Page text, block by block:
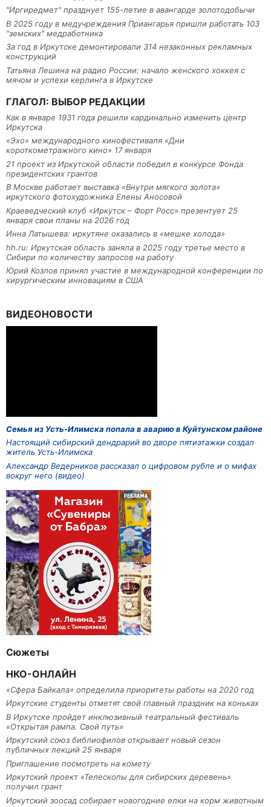
"Иргиредмет" празднует 155-летие в авангарде золотодобычи
В 2025 году в медучреждения Приангарья пришли работать 103
"земских" медработника
За год в Иркутске демонтировали 314 незаконных рекламных
конструкций
Татьяна Лешина на радио России: начало женского хоккея с
мячом и успехи керлинга в Иркутске
ГЛАГОЛ: ВЫБОР РЕДАКЦИИ
Как в январе 1931 года решили кардинально изменить центр
Иркутска
«Эхо» международного кинофестиваля «Дни
короткометражного кино» 17 января
21 проект из Иркутской области победил в конкурсе Фонда
президентских грантов
В Москве работает выставка «Внутри мягкого золота»
иркутского фотохудожника Елены Аносовой
Краеведческий клуб «Иркутск – Форт Росс» презентует 25
января свои планы на 2026 год
Инна Латышева: иркутяне оказались в «мешке холода»
hh.ru: Иркутская область заняла в 2025 году третье место в
Сибири по количеству запросов на работу
Юрий Козлов принял участие в международной конференции по
хирургическим инновациям в США
ВИДЕОНОВОСТИ
Семья из Усть-Илимска попала в аварию в Куйтунском районе
Настоящий сибирский дендрарий во дворе пятиэтажки создал
житель Усть-Илимска
Александр Ведерников рассказал о цифровом рубле и о мифах
вокруг него (видео)
Сюжеты
НКО-ОНЛАЙН
«Сфера Байкала» определила приоритеты работы на 2020 год
Иркутские студенты отметят свой главный праздник на коньках
В Иркутске пройдет инклюзивный театральный фестиваль
«Открытая рампа. Свой путь»
Иркутский союз библиофилов открывает новый сезон
публичных лекций 25 января
Приглашение посмотреть на комету
Иркутский проект «Телескопы для сибирских деревень»
получил грант
Иркутский зоосад собирает новогодние елки на корм животным